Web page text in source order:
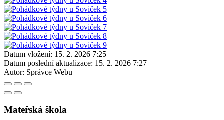
Datum vložení: 15. 2. 2026 7:25
Datum poslední aktualizace: 15. 2. 2026 7:27
Autor: Správce Webu
Mateřská škola